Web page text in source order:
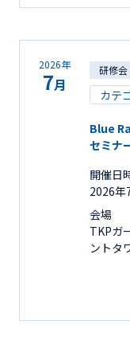
2026年
7月
研修会
カテ
Blue
セミナ
開催日
2026年
会場
TKPガ
ントタ